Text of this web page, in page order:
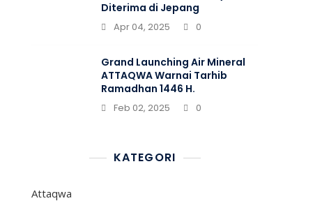
Diterima di Jepang
Apr 04, 2025 0
Grand Launching Air Mineral
ATTAQWA Warnai Tarhib
Ramadhan 1446 H.
Feb 02, 2025 0
KATEGORI
Attaqwa